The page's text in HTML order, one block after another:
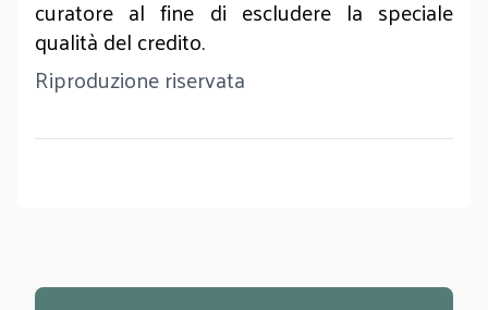
curatore al fine di escludere la speciale
qualità del credito.
Riproduzione riservata